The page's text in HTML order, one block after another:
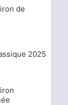
de
2025